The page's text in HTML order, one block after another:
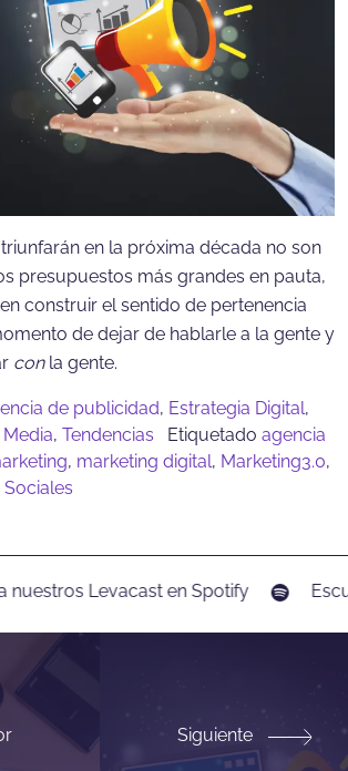
en la próxima década no son
presupuestos más grandes en pauta,
construir el sentido de pertenencia
de dejar de hablarle a la gente y
conla gente.
de publicidad, Estrategia Digital,
, Tendencias Etiquetado agencia
, marketing digital, Marketing3.0,
Sociales
nuestros Levacast en Spotify
Siguiente